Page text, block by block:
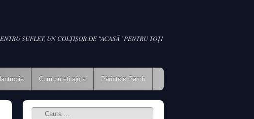
SUFLET, UN COLŢIŞOR DE "ACASĂ" PENTRU TOŢI
Cum puteţi ajuta Părintele Paroh
Search